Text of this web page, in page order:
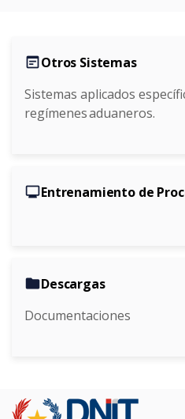
wysiwygOtros Sistemas
Sistemas aplicados
regímenes aduaneros.
monitorEntrenamiento de
folderDescargas
Documentaciones